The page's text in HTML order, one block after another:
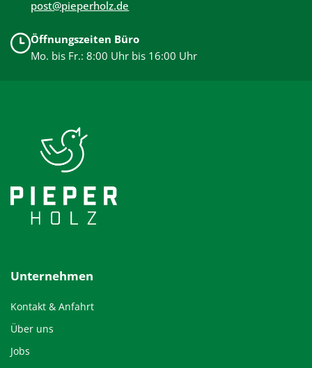
post@pieperholz.de
Öffnungszeiten Büro
Mo. bis Fr.: 8:00 Uhr bis 16:00 Uhr
Unternehmen
Kontakt & Anfahrt
Über uns
Jobs